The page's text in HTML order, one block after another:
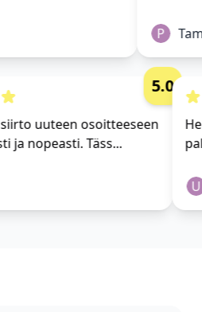
P
siirto uuteen osoitteeseen
ja nopeasti. Täss...
5.0